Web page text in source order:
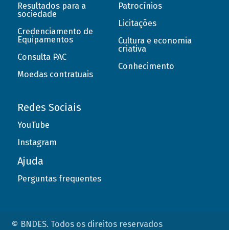
Resultados para a
sociedade
Credenciamento de
Equipamentos
Consulta PAC
Moedas contratuais
Patrocínios
Licitações
Cultura e economia
criativa
Conhecimento
Redes Sociais
YouTube
Instagram
Ajuda
Perguntas frequentes
© BNDES. Todos os direitos reservados